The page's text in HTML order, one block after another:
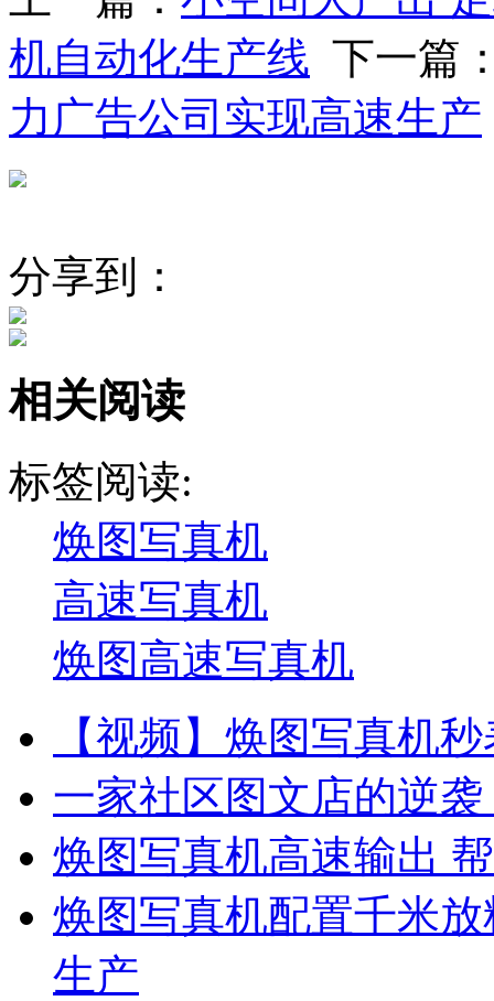
机自动化生产线 下一篇
力广告公司实现高速生产
分享到：
相关阅读
标签阅读:
焕图写真机
高速写真机
焕图高速写真机
【视频】焕图写真机
一家社区图文店的逆
焕图写真机高速输出
焕图写真机配置千米
生产